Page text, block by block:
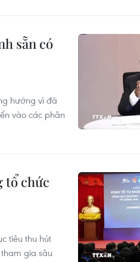
sẵn có
hướng vì đã
vào các phân
tổ chức
tiêu thu hút
gia sâu